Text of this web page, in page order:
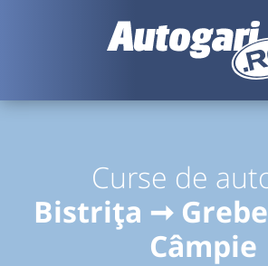
Curse de
Bistrița ➞
Câmpie